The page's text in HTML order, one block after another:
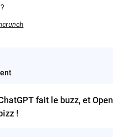
fait le buzz, et
!